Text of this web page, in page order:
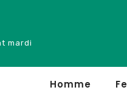
mardi
Homme